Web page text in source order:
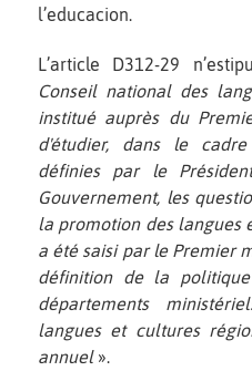
l’educacion.
L’article D312-29
Conseil national des
institué auprès du
d'étudier, dans le
définies par le
Gouvernement, les
la promotion des langues
a été saisi par le Premier
définition de la
départements
langues et cultures
annuel».